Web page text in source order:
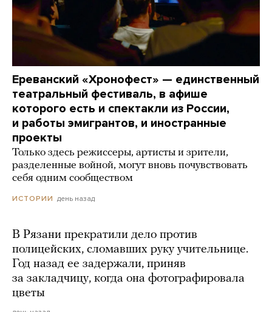
Ереванский «Хронофест» — единственный
театральный фестиваль, в афише
которого есть и спектакли из России,
и работы эмигрантов, и иностранные
проекты
Только здесь режиссеры, артисты и зрители,
разделенные войной, могут вновь почувствовать
себя одним сообществом
ИСТОРИИ день назад
В Рязани прекратили дело против
полицейских, сломавших руку учительнице.
Год назад ее задержали, приняв
за закладчицу, когда она фотографировала
цветы